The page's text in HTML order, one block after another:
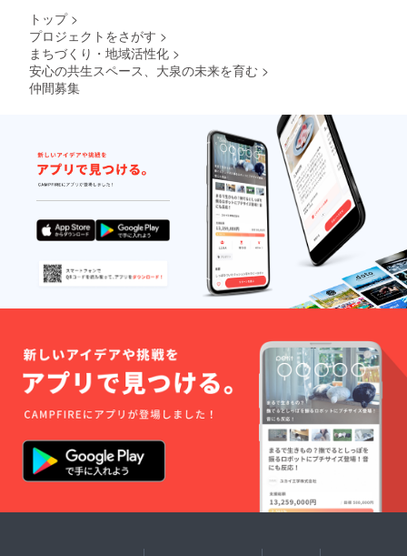
トップ >
プロジェクトをさがす >
まちづくり・地域活性化 >
安心の共生スペース、大泉の未来を育む >
仲間募集